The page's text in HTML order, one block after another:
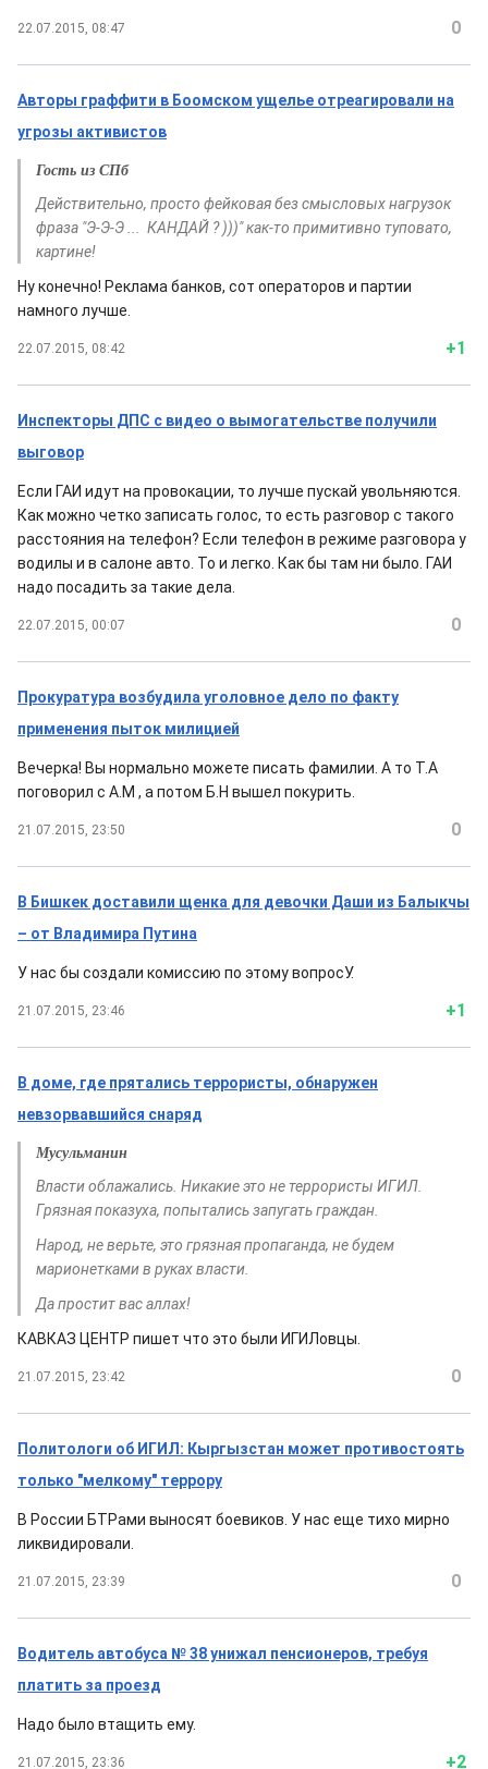
22.07.2015, 08:47 0
Авторы граффити в Боомском ущелье отреагировали на
угрозы активистов
Гость из СПб
Действительно, просто фейковая без смысловых нагрузок
фраза "Э-Э-Э ... КАНДАЙ ? )))" как-то примитивно туповато,
картине!
Ну конечно! Реклама банков, сот операторов и партии
намного лучше.
22.07.2015, 08:42 +1
Инспекторы ДПС с видео о вымогательстве получили
выговор
Если ГАИ идут на провокации, то лучше пускай увольняются.
Как можно четко записать голос, то есть разговор с такого
расстояния на телефон? Если телефон в режиме разговора у
водилы и в салоне авто. То и легко. Как бы там ни было. ГАИ
надо посадить за такие дела.
22.07.2015, 00:07 0
Прокуратура возбудила уголовное дело по факту
применения пыток милицией
Вечерка! Вы нормально можете писать фамилии. А то Т.А
поговорил с А.М , а потом Б.Н вышел покурить.
21.07.2015, 23:50 0
В Бишкек доставили щенка для девочки Даши из Балыкчы
– от Владимира Путина
У нас бы создали комиссию по этому вопросУ.
21.07.2015, 23:46 +1
В доме, где прятались террористы, обнаружен
невзорвавшийся снаряд
Мусульманин
Власти облажались. Никакие это не террористы ИГИЛ.
Грязная показуха, попытались запугать граждан.
Народ, не верьте, это грязная пропаганда, не будем
марионетками в руках власти.
Да простит вас аллах!
КАВКАЗ ЦЕНТР пишет что это были ИГИЛовцы.
21.07.2015, 23:42 0
Политологи об ИГИЛ: Кыргызстан может противостоять
только "мелкому" террору
В России БТРами выносят боевиков. У нас еще тихо мирно
ликвидировали.
21.07.2015, 23:39 0
Водитель автобуса № 38 унижал пенсионеров, требуя
платить за проезд
Надо было втащить ему.
21.07.2015, 23:36 +2